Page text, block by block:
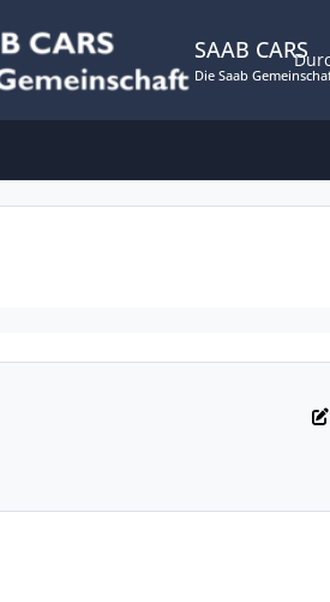
SAAB CARS
Die Saab